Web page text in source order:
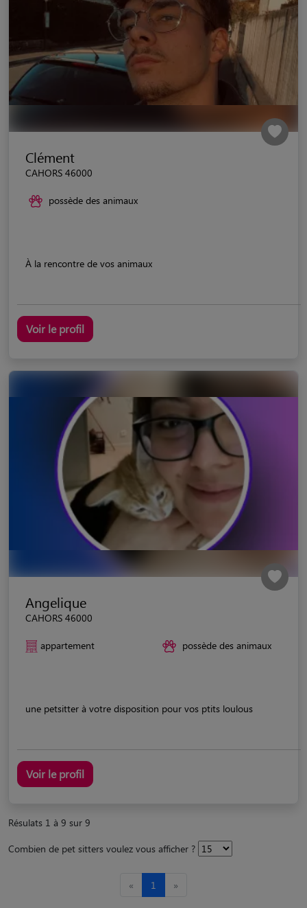
Clément
CAHORS 46000
possède des animaux
À la rencontre de vos animaux
Voir le profil
Angelique
CAHORS 46000
appartement possède des animaux
une petsitter à votre disposition pour vos ptits loulous
Voir le profil
Résulats 1 à 9 sur 9
Combien de pet sitters voulez vous afficher ?
« 1 »